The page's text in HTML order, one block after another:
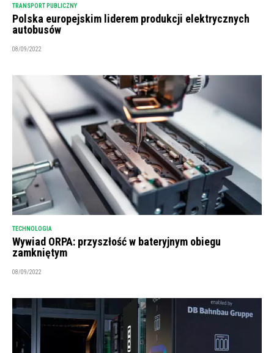
TRANSPORT PUBLICZNY
Polska europejskim liderem produkcji elektrycznych
autobusów
08/09/2022
TECHNOLOGIA
Wywiad ORPA: przyszłość w bateryjnym obiegu
zamkniętym
08/09/2022